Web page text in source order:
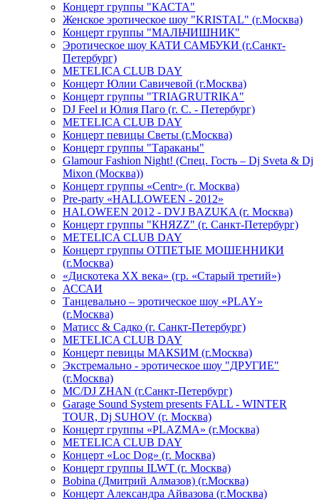
Концерт группы "КАСТА"
Женское эротическое шоу "KRISTAL" (г.Москва)
Концерт группы "МАЛЬЧИШНИК"
Эротическое шоу КАТИ САМБУКИ (г.Санкт-
Петербург)
METELICA CLUB DAY
Концерт Юлии Савичевой (г.Москва)
Концерт группы "TRIAGRUTRIKA"
DJ Feel и Юлия Паго (г. С. - Петербург)
METELICA CLUB DAY
Концерт певицы Светы (г.Москва)
Концерт группы "Тараканы"
Glamour Fashion Night! (Спец. Гость – Dj Sveta & Dj
Mixon (Москва))
Концерт группы «Centr» (г. Москва)
Pre-party «HALLOWEEN - 2012»
HALOWEEN 2012 - DVJ BAZUKA (г. Москва)
Концерт группы "КНЯZZ" (г. Санкт-Петербург)
METELICA CLUB DAY
Концерт группы ОТПЕТЫЕ МОШЕННИКИ
(г.Москва)
«Дискотека ХХ века» (гр. «Старый третий»)
АССАИ
Танцевально – эротическое шоу «PLAY»
(г.Москва)
Матисс & Садко (г. Санкт-Петербург)
METELICA CLUB DAY
Концерт певицы МАКSИМ (г.Москва)
Экстремально - эротическое шоу "ДРУГИЕ"
(г.Москва)
МС/DJ ZHAN (г.Санкт-Петербург)
Garage Sound System presents FALL - WINTER
TOUR, Dj SUHOV (г. Москва)
Концерт группы «PLAZMA» (г.Москва)
METELICA CLUB DAY
Концерт «Loc Dog» (г. Москва)
Концерт группы ILWT (г. Москва)
Bobina (Дмитрий Алмазов) (г.Москва)
Концерт Александра Айвазова (г.Москва)